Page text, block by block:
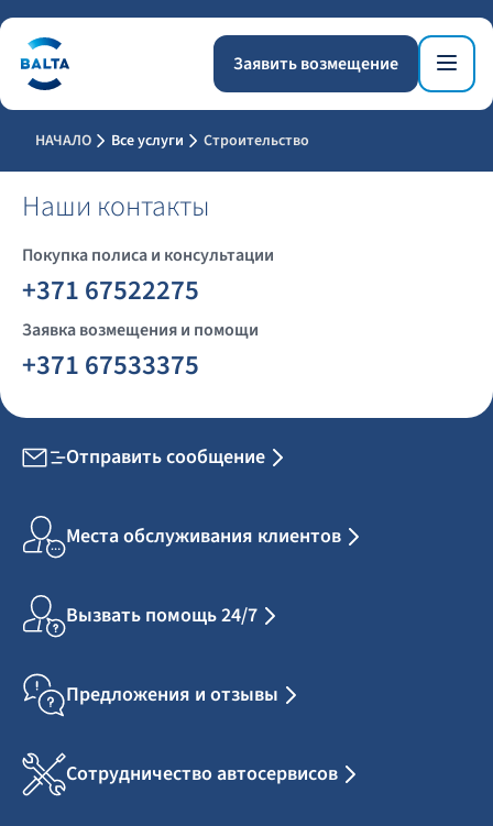
Заявить возмещение
НАЧАЛО Все услуги Строительство
Наши контакты
Покупка полиса и консультации
+371 67522275
Заявка возмещения и помощи
+371 67533375
Отправить сообщение
Места обслуживания клиентов
Вызвать помощь 24/7
Предложения и отзывы
Сотрудничество автосервисов